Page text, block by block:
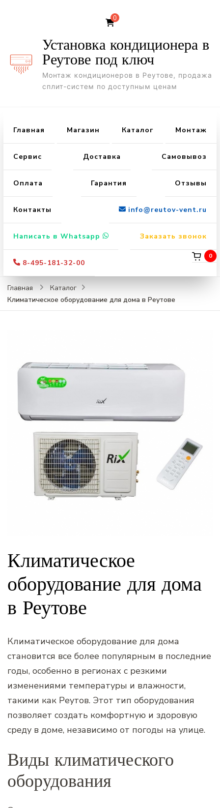
0
Установка кондиционера в
Реутове под ключ
Монтаж кондиционеров в Реутове, продажа
сплит-систем по доступным ценам
Главная Магазин Каталог Монтаж
Сервис Доставка Самовывоз
Оплата Гарантия Отзывы
Контакты info@reutov-vent.ru
Написать в Whatsapp Заказать звонок
8-495-181-32-00
0
Главная
Каталог
Климатическое оборудование для дома в Реутове
Климатическое
оборудование для дома
в Реутове
Климатическое оборудование для дома
становится все более популярным в последние
годы, особенно в регионах с резкими
изменениями температуры и влажности,
такими как Реутов. Этот тип оборудования
позволяет создать комфортную и здоровую
среду в доме, независимо от погоды на улице.
Виды климатического
оборудования